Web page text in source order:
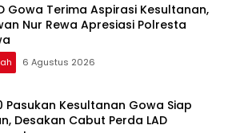
Gowa Terima Aspirasi Kesultanan,
Nur Rewa Apresiasi Polresta
6 Agustus 2026
Pasukan Kesultanan Gowa Siap
Desakan Cabut Perda LAD